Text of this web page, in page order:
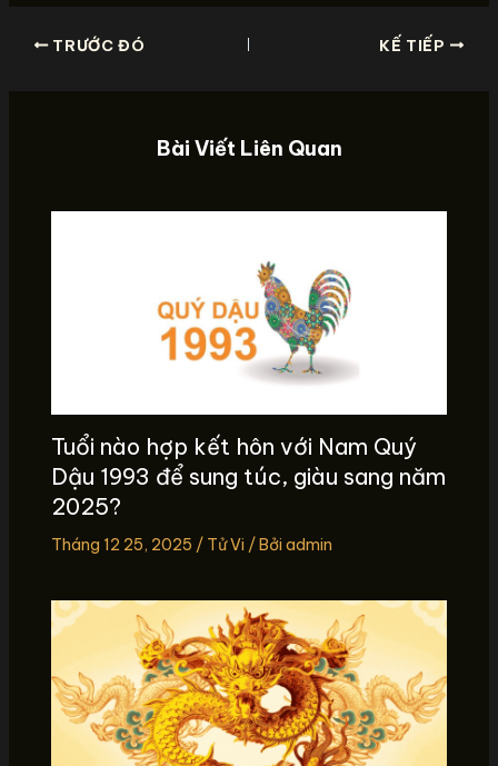
TRƯỚC ĐÓ KẾ TIẾP
Bài Viết Liên Quan
Tuổi nào hợp kết hôn với Nam Quý
Dậu 1993 để sung túc, giàu sang năm
2025?
Tháng 12 25, 2025 / Tử Vi / Bởi admin